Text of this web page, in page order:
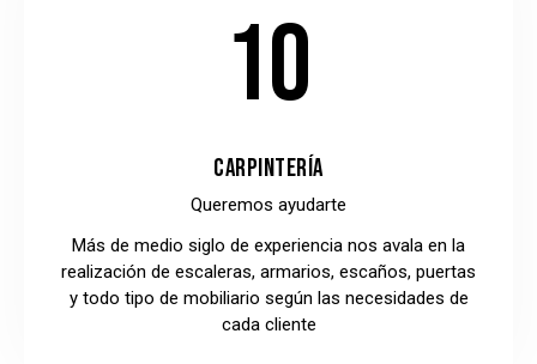
10
CARPINTERÍA
Queremos ayudarte
Más de medio siglo de experiencia nos avala en la
realización de escaleras, armarios, escaños, puertas
y todo tipo de mobiliario según las necesidades de
cada cliente